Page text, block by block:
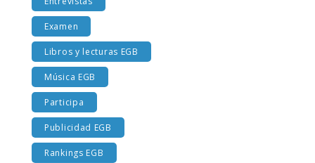
Entrevistas
Examen
Libros y lecturas EGB
Música EGB
Participa
Publicidad EGB